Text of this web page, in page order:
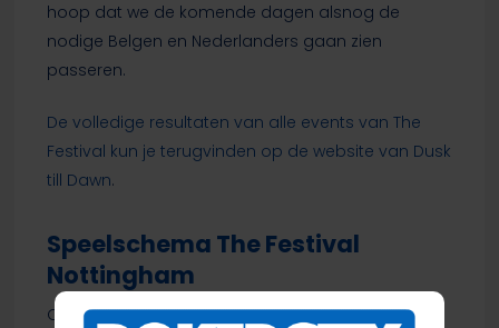
hoop dat we de komende dagen alsnog de
nodige Belgen en Nederlanders gaan zien
passeren.
De volledige resultaten van alle events van The
Festival kun je terugvinden op de website van Dusk
till Dawn.
Speelschema The Festival
Nottingham
Onderstaand vind je het volledige speelschema